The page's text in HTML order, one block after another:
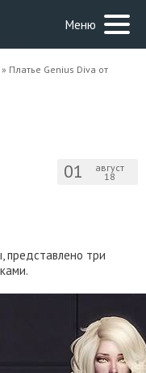
Меню
» Платье Genius Diva от
01 август
18
представлено три